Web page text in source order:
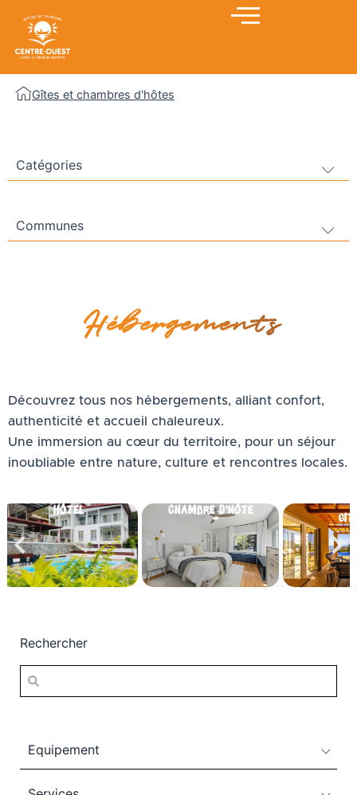
contenu
Gîtes et chambres d'hôtes
Hébergements
Découvrez tous nos hébergements, alliant confort,
authenticité et accueil chaleureux.
Une immersion au cœur du territoire, pour un séjour
inoubliable entre nature, culture et rencontres locales.
Chambre d'hôte
Gîtes
Rechercher
Equipement